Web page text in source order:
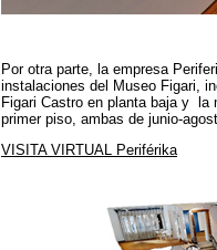
Por otra parte, la empresa
instalaciones del Museo Figari,
Figari Castro en planta baja y la
primer piso, ambas de junio-
VISITA VIRTUAL Periférika